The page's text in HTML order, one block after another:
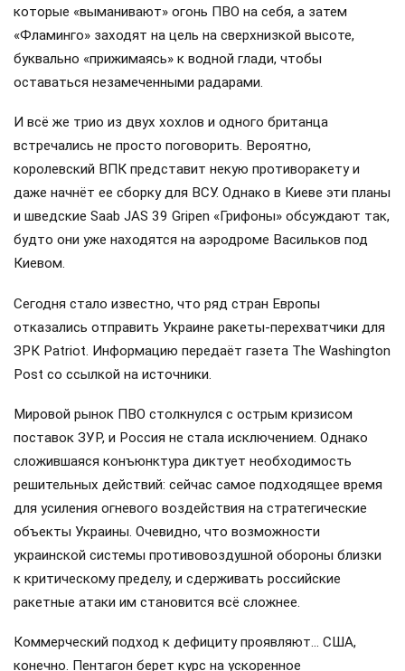
которые «выманивают» огонь ПВО на себя, а затем
«Фламинго» заходят на цель на сверхнизкой высоте,
буквально «прижимаясь» к водной глади, чтобы
оставаться незамеченными радарами.
И всё же трио из двух хохлов и одного британца
встречались не просто поговорить. Вероятно,
королевский ВПК представит некую противоракету и
даже начнёт ее сборку для ВСУ. Однако в Киеве эти планы
и шведские Saab JAS 39 Gripen «Грифоны» обсуждают так,
будто они уже находятся на аэродроме Васильков под
Киевом.
Сегодня стало известно, что ряд стран Европы
отказались отправить Украине ракеты-перехватчики для
ЗРК Patriot. Информацию передаёт газета The Washington
Post со ссылкой на источники.
Мировой рынок ПВО столкнулся с острым кризисом
поставок ЗУР, и Россия не стала исключением. Однако
сложившаяся конъюнктура диктует необходимость
решительных действий: сейчас самое подходящее время
для усиления огневого воздействия на стратегические
объекты Украины. Очевидно, что возможности
украинской системы противовоздушной обороны близки
к критическому пределу, и сдерживать российские
ракетные атаки им становится всё сложнее.
Коммерческий подход к дефициту проявляют… США,
конечно. Пентагон берет курс на ускоренное